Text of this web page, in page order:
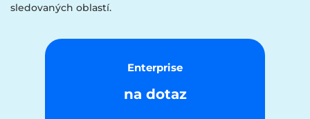
sledovaných oblastí.
Enterprise
na dotaz